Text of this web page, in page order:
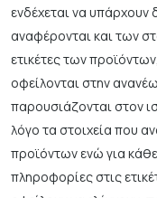
ενδέχεται να
αναφέρονται και των
ετικέτες των
οφείλονται στην
παρουσιάζονται στον
λόγο τα στοιχεία που
προϊόντων ενώ για
πληροφορίες στις